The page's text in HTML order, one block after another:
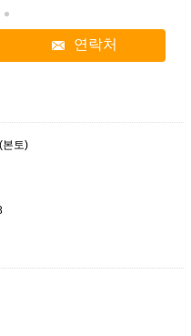
연락처
본토)